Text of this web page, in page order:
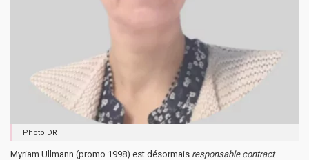
Photo DR
Myriam Ullmann (promo 1998) est désormais responsable contract